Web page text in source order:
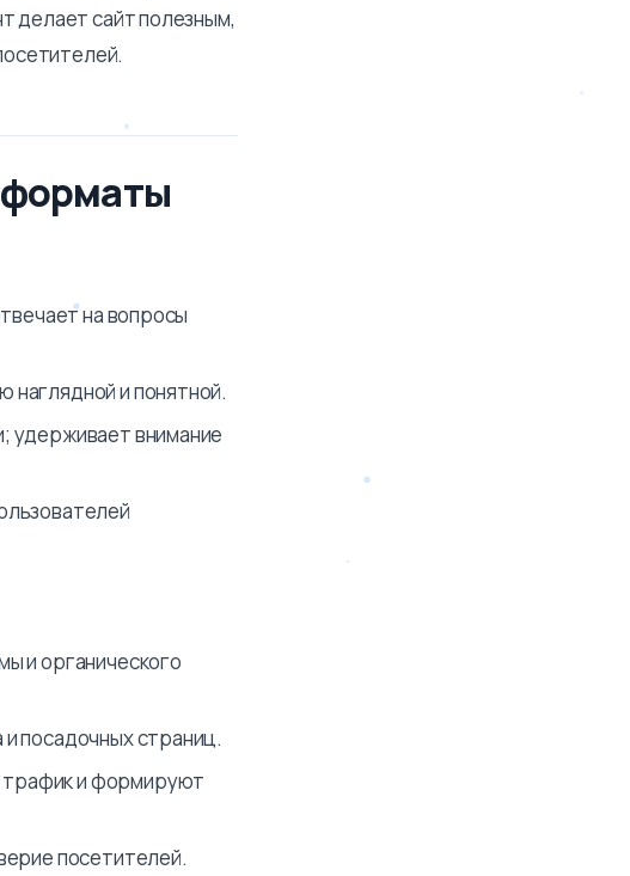
делает сайт полезным,
форматы
на вопросы
и понятной.
удерживает внимание
и органического
посадочных страниц.
и формируют
посетителей.